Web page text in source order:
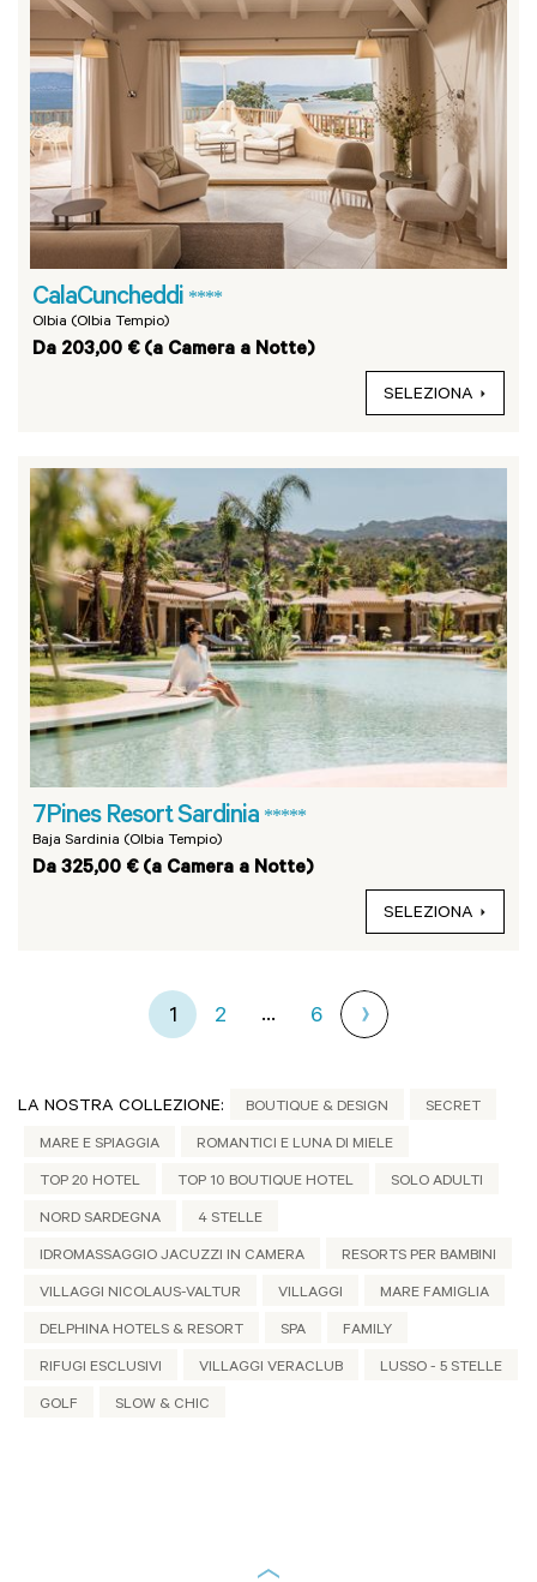
CalaCuncheddi ****
Olbia (Olbia Tempio)
Da 203,00 € (a Camera a Notte)
SELEZIONA
7Pines Resort Sardinia *****
Baja Sardinia (Olbia Tempio)
Da 325,00 € (a Camera a Notte)
SELEZIONA
1 2 ... 6
LA NOSTRA COLLEZIONE: BOUTIQUE & DESIGN SECRET
MARE E SPIAGGIA ROMANTICI E LUNA DI MIELE
TOP 20 HOTEL TOP 10 BOUTIQUE HOTEL SOLO ADULTI
NORD SARDEGNA 4 STELLE
IDROMASSAGGIO JACUZZI IN CAMERA RESORTS PER BAMBINI
VILLAGGI NICOLAUS-VALTUR VILLAGGI MARE FAMIGLIA
DELPHINA HOTELS & RESORT SPA FAMILY
RIFUGI ESCLUSIVI VILLAGGI VERACLUB LUSSO - 5 STELLE
GOLF SLOW & CHIC